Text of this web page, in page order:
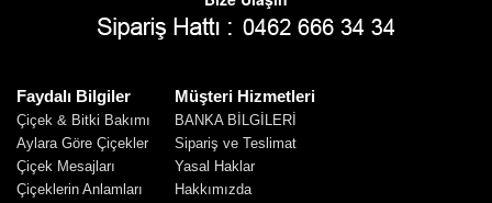
Faydalı Bilgiler
Çiçek & Bitki Bakımı
Aylara Göre Çiçekler
Çiçek Mesajları
Çiçeklerin Anlamları
Müşteri Hizmetleri
BANKA BİLGİLERİ
Sipariş ve Teslimat
Yasal Haklar
Hakkımızda